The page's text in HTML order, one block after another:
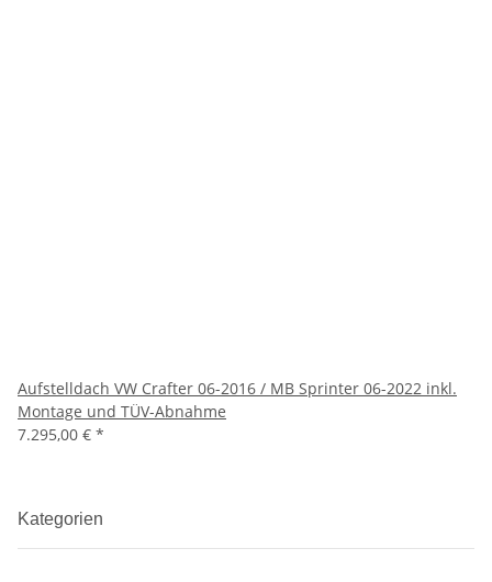
Aufstelldach VW Crafter 06-2016 / MB Sprinter 06-2022 inkl.
Montage und TÜV-Abnahme
7.295,00 € *
Kategorien